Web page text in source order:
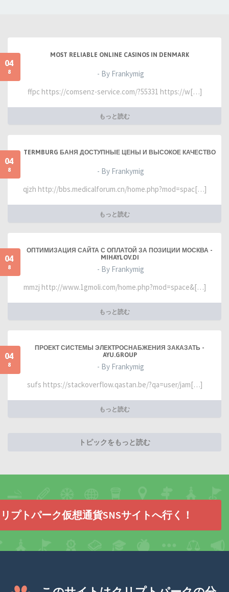
04
8
MOST RELIABLE ONLINE CASINOS IN DENMARK
- By Frankymig
ffpc https://comsenz-service.com/?55331 https://w[…]
もっと読む
04
8
TERMBURG БАНЯ ДОСТУПНЫЕ ЦЕНЫ И ВЫСОКОЕ КАЧЕСТВО
- By Frankymig
qjzh http://bbs.medicalforum.cn/home.php?mod=spac[…]
もっと読む
04
8
ОПТИМИЗАЦИЯ САЙТА С ОПЛАТОЙ ЗА ПОЗИЦИИ МОСКВА -
MIHAYLOV.DI
- By Frankymig
mmzj http://www.1gmoli.com/home.php?mod=space&[…]
もっと読む
04
8
ПРОЕКТ СИСТЕМЫ ЭЛЕКТРОСНАБЖЕНИЯ ЗАКАЗАТЬ -
AYU.GROUP
- By Frankymig
sufs https://stackoverflow.qastan.be/?qa=user/jam[…]
もっと読む
トピックをもっと読む
プトパーク仮想通貨SNSサイトへ行く！